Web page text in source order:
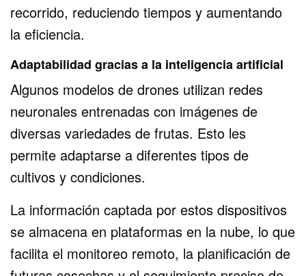
recorrido, reduciendo tiempos y aumentando
la eficiencia.
Adaptabilidad gracias a la inteligencia artificial
Algunos modelos de drones utilizan redes
neuronales entrenadas con imágenes de
diversas variedades de frutas. Esto les
permite adaptarse a diferentes tipos de
cultivos y condiciones.
La información captada por estos dispositivos
se almacena en plataformas en la nube, lo que
facilita el monitoreo remoto, la planificación de